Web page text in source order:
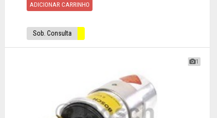
ADICIONAR CARRINHO
Sob. Consulta
1